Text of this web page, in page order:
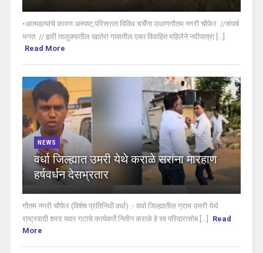
•आत्महत्यांचे कारण अस्पष्ट,परिसरात विविध चर्चेंना उधाणगौतम नगरी चौफेर //संघर्ष
भगत // झरी तालुक्यातील खातेरा गावातील एका विवाहित महिलेने नदीपात्रा [...]
Read More
NEWS
वर्धा जिल्ह्यात उमरी येथे कराळे सरांना मारहाण
हर्षवर्धन देसभ्रतार
गौतम नगरी चौफेर (विशेष प्रतिनिधी वर्धा) :- वर्धा जिल्ह्यातील ग्राम उमरी येथे
राष्ट्रवादी शरद पवार गटाचे कार्यकर्ते नितीन कराळे हे स्व परिवारासोब [...]
Read
More